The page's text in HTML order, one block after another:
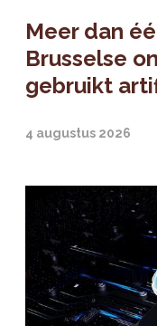
Meer dan
Brusselse
gebruikt
4 augustus 2026